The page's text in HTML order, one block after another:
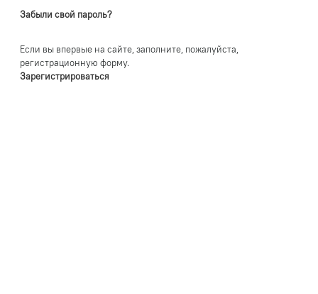
Забыли свой пароль?
Если вы впервые на сайте, заполните, пожалуйста,
регистрационную форму.
Зарегистрироваться